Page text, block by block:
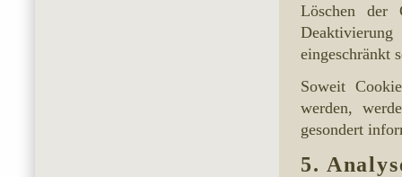
Löschen der
eingeschränkt
Soweit
werden,
gesondert
5.